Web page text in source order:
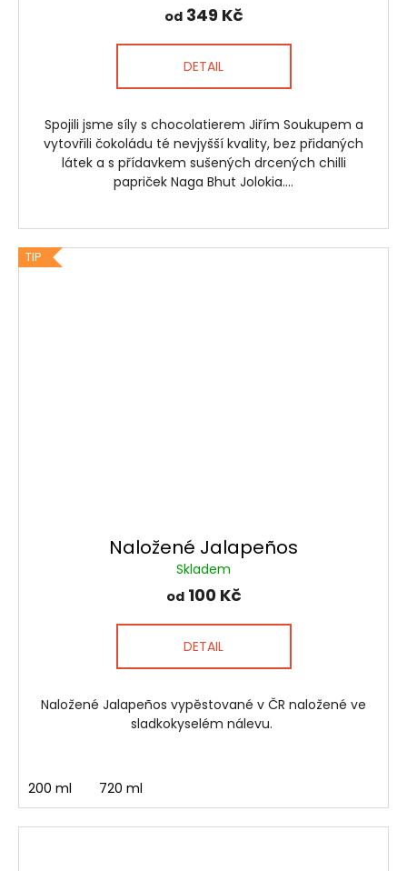
od349 Kč
DETAIL
Spojili jsme síly s chocolatierem Jiřím Soukupem a
vytovřili čokoládu té nevjyšší kvality, bez přidaných
látek a s přídavkem sušených drcených chilli
papriček Naga Bhut Jolokia....
TIP
Naložené Jalapeños
Skladem
od100 Kč
DETAIL
Naložené Jalapeños vypěstované v ČR naložené ve
sladkokyselém nálevu.
200 ml 720 ml